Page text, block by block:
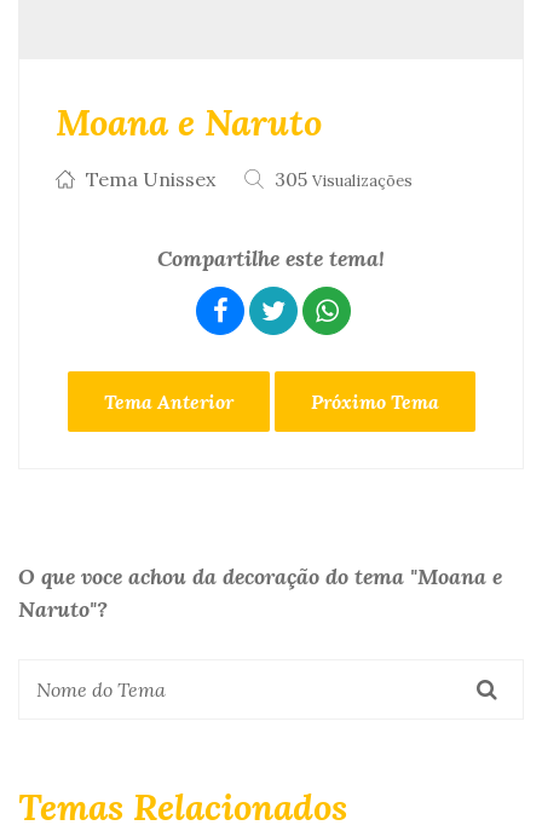
Moana e Naruto
Tema Unissex 305 Visualizações
Compartilhe este tema!
Tema Anterior Próximo Tema
O que voce achou da decoração do tema "Moana e
Naruto"?
Temas Relacionados